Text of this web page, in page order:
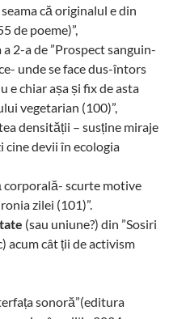
că originalul e din
de poeme)”,
2-a de ”Prospect sanguin-
unde se face dus-întors
e chiar așa și fix de asta
vegetarian (100)”,
densității – susține miraje
cine devii în ecologia
corporală- scurte motive
zilei (101)”.
(sau uniune?) din ”Sosiri
acum cât ții de activism
sonoră”(editura